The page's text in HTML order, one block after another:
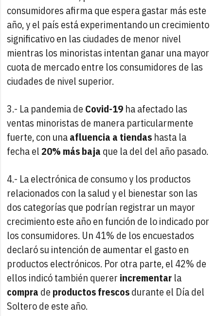
consumidores afirma que espera gastar más este
año, y el país está experimentando un crecimiento
significativo en las ciudades de menor nivel
mientras los minoristas intentan ganar una mayor
cuota de mercado entre los consumidores de las
ciudades de nivel superior.
3.- La pandemia de Covid-19 ha afectado las
ventas minoristas de manera particularmente
fuerte, con unaafluencia a tiendas hasta la
fecha el20% más baja que la del del año pasado.
4.- La electrónica de consumo y los productos
relacionados con la salud y el bienestar son las
dos categorías que podrían registrar un mayor
crecimiento este año en función de lo indicado por
los consumidores. Un 41% de los encuestados
declaró su intención de aumentar el gasto en
productos electrónicos. Por otra parte, el 42% de
ellos indicó también querer incrementar la
compra de productos frescosdurante el Día del
Soltero de este año.